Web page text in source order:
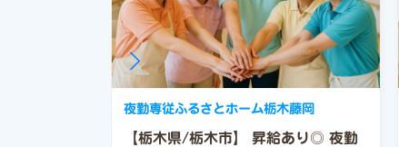
【栃木県/栃木市】 昇給あり◎ 夜勤
夜勤専従ふるさとホーム栃木藤岡